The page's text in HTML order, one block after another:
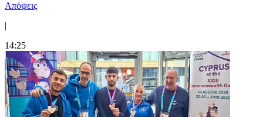
Απόψεις
|
14:25